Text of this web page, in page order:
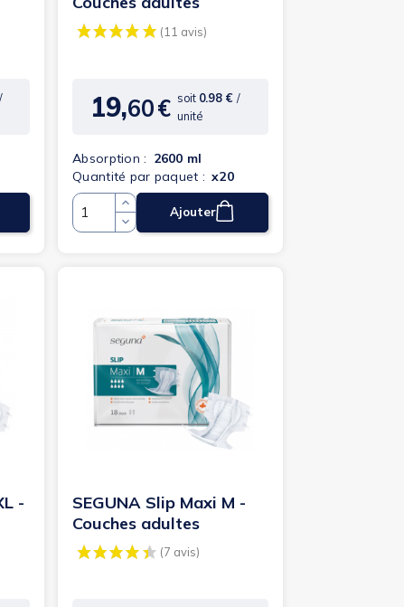
(1 avis)
/
Prix
19,60€ soit 0.98 € /
unité
Absorption : 2600 ml
Quantité par paquet : x20
QuantitéAjouter
-
SEGUNA Slip Maxi M -
Couches adultes